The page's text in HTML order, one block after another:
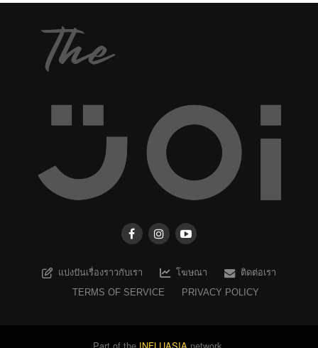
แบ่งปันเรื่องราวกับเรา โฆษณา
ติดต่อเรา
TERMS OF SERVICE
PRIVACY POLICY